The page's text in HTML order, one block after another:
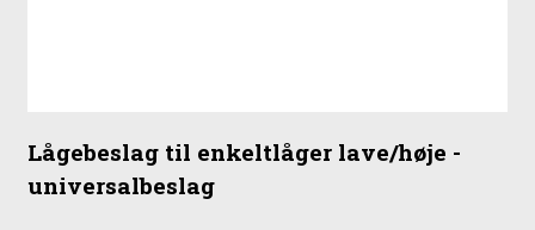
Lågebeslag til enkeltlåger lave/høje -
universalbeslag